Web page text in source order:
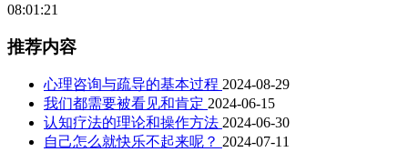
08:01:21
推荐内容
心理咨询与疏导的基本过程 2024-08-29
我们都需要被看见和肯定 2024-06-15
认知疗法的理论和操作方法 2024-06-30
自己怎么就快乐不起来呢？ 2024-07-11